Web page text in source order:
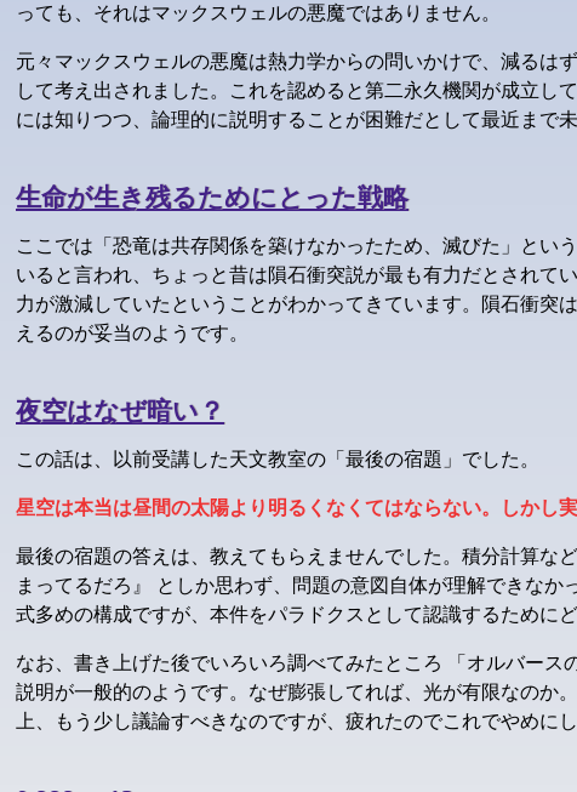
っても、それはマックスウェルの悪魔ではありません。
元々マックスウェルの悪魔は熱力学からの問いかけで、減るは
して考え出されました。これを認めると第二永久機関が成立し
には知りつつ、論理的に説明することが困難だとして最近まで未
生命が生き残るためにとった戦略
ここでは「恐竜は共存関係を築けなかったため、滅びた」とい
いると言われ、ちょっと昔は隕石衝突説が最も有力だとされて
力が激減していたということがわかってきています。隕石衝突
えるのが妥当のようです。
夜空はなぜ暗い？
この話は、以前受講した天文教室の「最後の宿題」でした。
星空は本当は昼間の太陽より明るくなくてはならない。しかし
最後の宿題の答えは、教えてもらえませんでした。積分計算な
まってるだろ』 としか思わず、問題の意図自体が理解できな
式多めの構成ですが、本件をパラドクスとして認識するために
なお、書き上げた後でいろいろ調べてみたところ 「オルバース
説明が一般的のようです。なぜ膨張してれば、光が有限なのか
上、もう少し議論すべきなのですが、疲れたのでこれでやめにし